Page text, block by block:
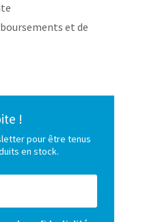
et de
!
pour être tenus
en stock.